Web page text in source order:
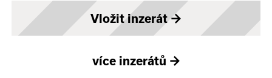
Vložit inzerát→
více inzerátů →